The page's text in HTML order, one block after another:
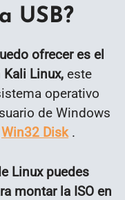
USB?
ofrecer es el
Kali Linux, este
operativo
de Windows
Win32 Disk.
Linux puedes
montar la ISO en